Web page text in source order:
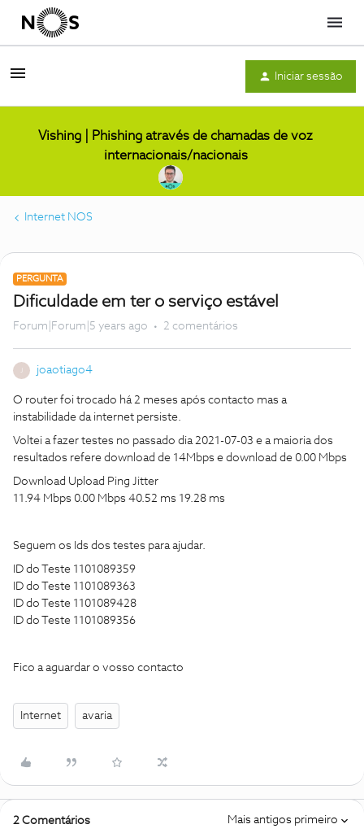
Menu
Iniciar sessão
Vishing | Phishing através de chamadas de voz
internacionais/nacionais
Internet NOS
PERGUNTA
Dificuldade em ter o serviço estável
Forum|Forum|5 years ago 2 comentários
joaotiago4
O router foi trocado há 2 meses após contacto mas a
instabilidade da internet persiste.
Voltei a fazer testes no passado dia 2021-07-03 e a maioria dos
resultados refere download de 14Mbps e download de 0.00 Mbps
Download Upload Ping Jitter
11.94 Mbps 0.00 Mbps 40.52 ms 19.28 ms
Seguem os Ids dos testes para ajudar.
ID do Teste 1101089359
ID do Teste 1101089363
ID do Teste 1101089428
ID do Teste 1101089356
Fico a aguardar o vosso contacto
Internet avaria
2 Comentários Mais antigos primeiro